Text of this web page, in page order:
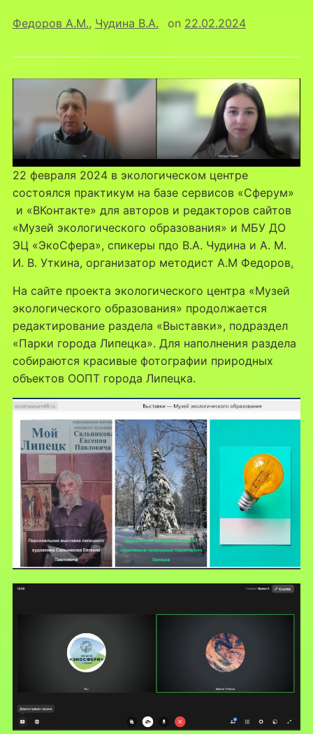
Федоров А.М., Чудина В.А. on 22.02.2024
22 февраля 2024 в экологическом центре
состоялся практикум на базе сервисов «Сферум»
и «ВКонтакте» для авторов и редакторов сайтов
«Музей экологического образования» и МБУ ДО
ЭЦ «ЭкоСфера», спикеры пдо В.А. Чудина и А. М.
И. В. Уткина, организатор методист А.М Федоров.
На сайте проекта экологического центра «Музей
экологического образования» продолжается
редактирование раздела «Выставки», подраздел
«Парки города Липецка». Для наполнения раздела
собираются красивые фотографии природных
объектов ООПТ города Липецка.